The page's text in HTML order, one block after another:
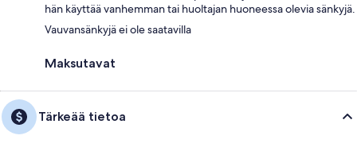
hän käyttää vanhemman tai huoltajan huoneessa olevia sänkyjä.
Vauvansänkyjä ei ole saatavilla
Maksutavat
Tärkeää tietoa